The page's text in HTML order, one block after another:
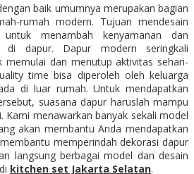
baik umumnya merupakan bagian
rumah modern. Tujuan mendesain
menambah kenyamanan dan
di dapur. Dapur modern seringkali
memulai dan menutup aktivitas sehari-
time bisa diperoleh oleh keluarga
di luar rumah. Untuk mendapatkan
suasana dapur haruslah mampu
Kami menawarkan banyak sekali model
akan membantu Anda mendapatkan
memperindah dekorasi dapur
langsung berbagai model dan desain
kitchen set Jakarta Selatan.